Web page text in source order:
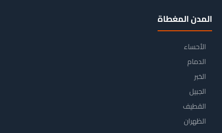
المدن المغطاة
الأحساء
الدمام
الخبر
الجبيل
القطيف
الظهران